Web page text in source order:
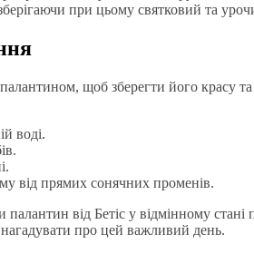
при цьому святковий та
щоб зберегти його красу та
воді.
від прямих сонячних променів.
від Бетіс у відмінному стані
про цей важливий день.